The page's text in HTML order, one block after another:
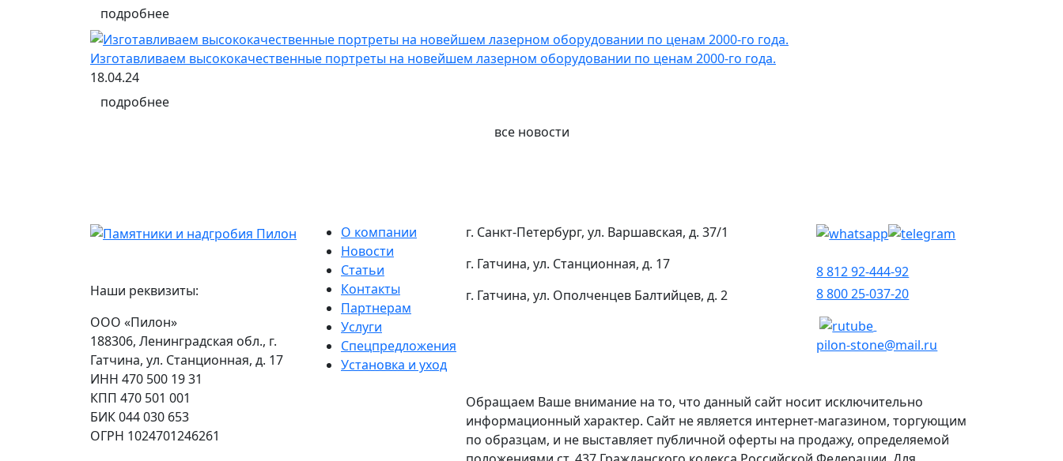
подробнее
Изготавливаем высококачественные портреты на новейшем лазерном оборудовании по ценам 2000-го года.
18.04.24
подробнее
все новости
Наши реквизиты:
ООО «Пилон»
188306, Ленинградская обл., г.
Гатчина, ул. Станционная, д. 17
ИНН 470 500 19 31
КПП 470 501 001
БИК 044 030 653
ОГРН 1024701246261
О компании
Новости
Статьи
Контакты
Партнерам
Услуги
Спецпредложения
Установка и уход
г. Санкт-Петербург, ул. Варшавская, д. 37/1
г. Гатчина, ул. Станционная, д. 17
г. Гатчина, ул. Ополченцев Балтийцев, д. 2
8 812 92-444-92
8 800 25-037-20
pilon-stone@mail.ru
Обращаем Ваше внимание на то, что данный сайт носит исключительно
информационный характер. Сайт не является интернет-магазином, торгующим
по образцам, и не выставляет публичной оферты на продажу, определяемой